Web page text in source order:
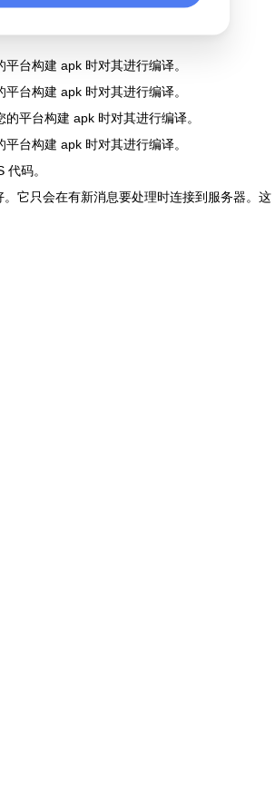
获取实时设备状态。
台构建 apk 时对其进行编译。
台构建 apk 时对其进行编译。
平台构建 apk 时对其进行编译。
台构建 apk 时对其进行编译。
码。
它只会在有新消息要处理时连接到服务器。这